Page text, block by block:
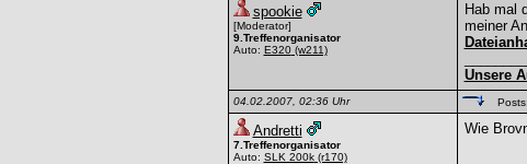
spookie
[Moderator]
9.Treffenorganisator
Auto: E320(w211)
Hab mal
meiner
Unsere
04.02.2007, 02:36 Uhr
Andretti
7.Treffenorganisator
Auto: SLK 200k(r170)
Wie